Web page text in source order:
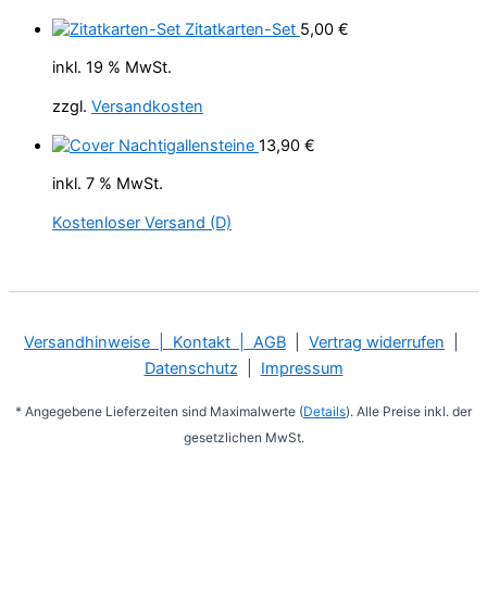
Zitatkarten-Set 5,00 €
inkl. 19 % MwSt.
zzgl. Versandkosten
Nachtigallensteine 13,90 €
inkl. 7 % MwSt.
Kostenloser Versand (D)
Versandhinweise Kontakt | AGB Vertrag widerrufen
Datenschutz| Impressum
* Angegebene Lieferzeiten sind Maximalwerte (Details). Alle Preise inkl. der
gesetzlichen MwSt.